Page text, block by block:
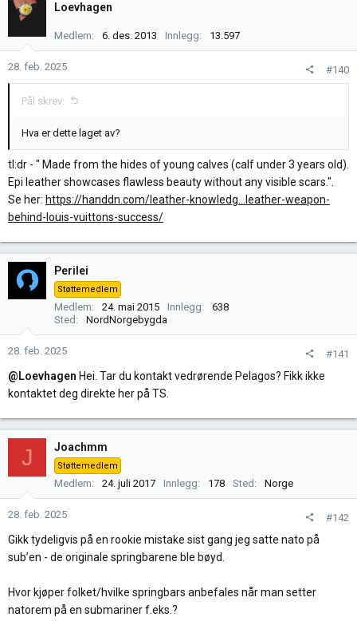
Loevhagen
Medlem 6. des. 2013 Innlegg 13.597
28. feb. 2025 #140
Pål skrev:
Hva er dette laget av?
tl:dr - " Made from the hides of young calves (calf under 3 years old).
Epi leather showcases flawless beauty without any visible scars.".
Se her: https://handdn.com/leather-knowledg...leather-weapon-
behind-louis-vuittons-success/
Perilei
Støttemedlem
Medlem 24. mai 2015 Innlegg
638
Sted
NordNorgebygda
28. feb. 2025 #141
@Loevhagen Hei. Tar du kontakt vedrørende Pelagos? Fikk ikke
kontaktet deg direkte her på TS.
J Joachmm
Støttemedlem
Medlem 24. juli 2017 Innlegg 178 Sted Norge
28. feb. 2025 #142
Gikk tydeligvis på en rookie mistake sist gang jeg satte nato på
sub’en - de originale springbarene ble bøyd.
Hvor kjøper folket/hvilke springbars anbefales når man setter
natorem på en submariner f.eks.?